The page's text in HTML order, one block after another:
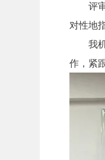
评
对性地
我
作，紧